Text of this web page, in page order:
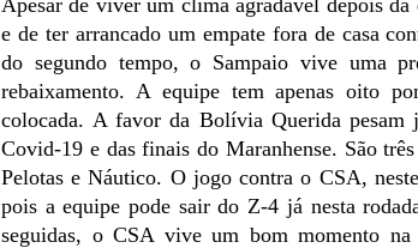
e de ter arrancado um empate fora de casa
do segundo tempo, o Sampaio vive uma
rebaixamento. A equipe tem apenas oito
colocada. A favor da Bolívia Querida pesam
Covid-19 e das finais do Maranhense. São
Pelotas e Náutico. O jogo contra o CSA,
pois a equipe pode sair do Z-4 já nesta
seguidas, o CSA vive um bom momento